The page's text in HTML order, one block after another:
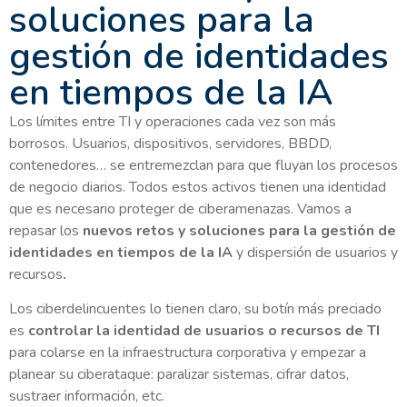
soluciones para la
gestión de identidades
en tiempos de la IA
Los límites entre TI y operaciones cada vez son más
borrosos. Usuarios, dispositivos, servidores, BBDD,
contenedores… se entremezclan para que fluyan los procesos
de negocio diarios. Todos estos activos tienen una identidad
que es necesario proteger de ciberamenazas. Vamos a
repasar los nuevos retos y soluciones para la gestión de
identidades en tiempos de la IAy dispersión de usuarios y
recursos.
Los ciberdelincuentes lo tienen claro, su botín más preciado
es controlar la identidad de usuarios o recursos de TI
para colarse en la infraestructura corporativa y empezar a
planear su ciberataque: paralizar sistemas, cifrar datos,
sustraer información, etc.